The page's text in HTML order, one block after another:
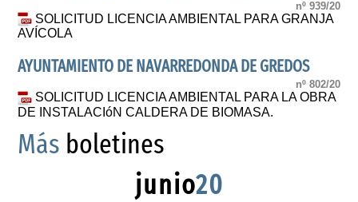
nº 939/20
SOLICITUD LICENCIA AMBIENTAL PARA GRANJA
AVÍCOLA
AYUNTAMIENTO DE NAVARREDONDA DE GREDOS
nº 802/20
SOLICITUD LICENCIA AMBIENTAL PARA LA OBRA
DE INSTALACIóN CALDERA DE BIOMASA.
Más boletines
junio20